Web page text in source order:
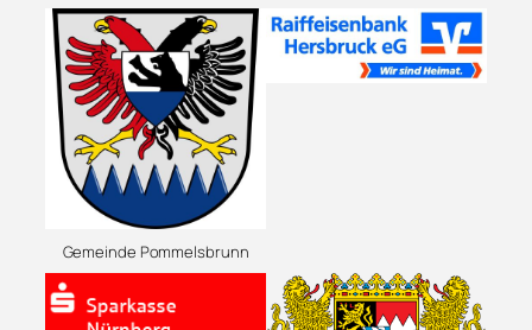
Gemeinde Pommelsbrunn